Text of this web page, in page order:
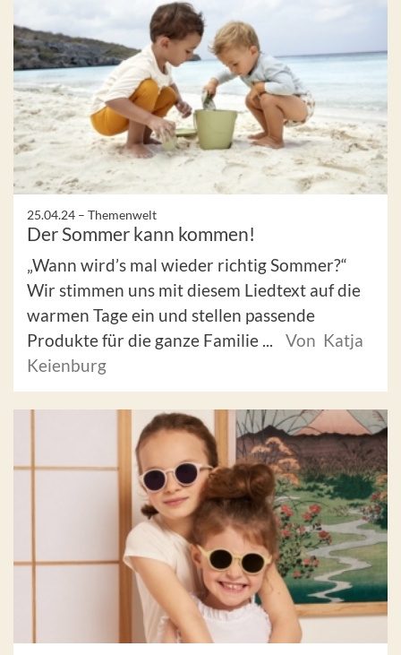
25.04.24 – Themenwelt
Der Sommer kann kommen!
„Wann wird’s mal wieder richtig Sommer?“
Wir stimmen uns mit diesem Liedtext auf die
warmen Tage ein und stellen passende
Produkte für die ganze Familie ...
Von Katja
Keienburg